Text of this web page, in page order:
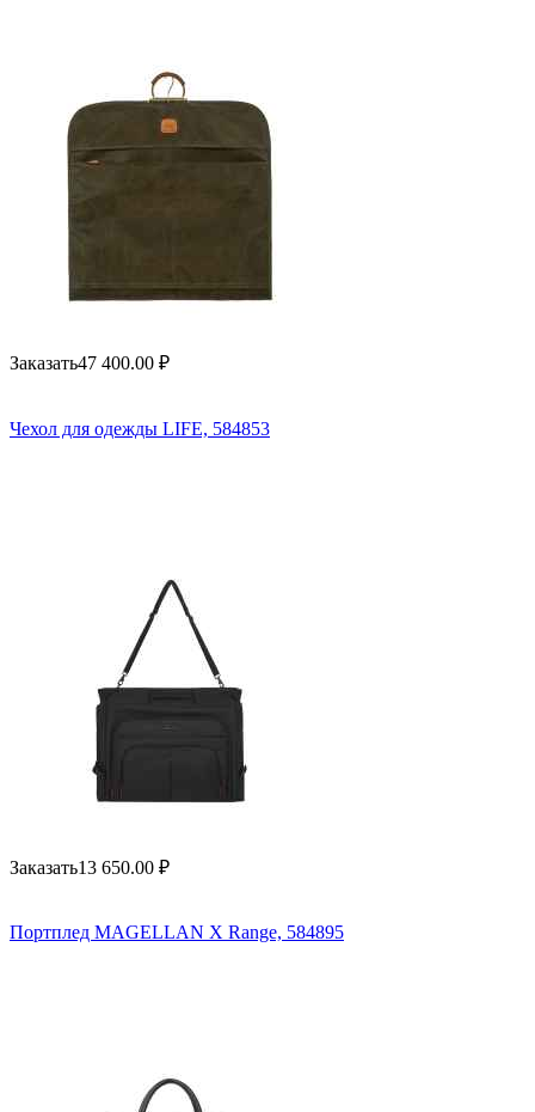
Заказать47 400.00 ₽
Чехол для одежды LIFE, 584853
Заказать13 650.00 ₽
Портплед MAGELLAN X Range, 584895